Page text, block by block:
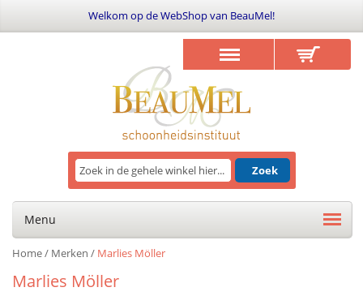
Welkom op de WebShop van BeauMel!
Zoek
Menu
Home/ Merken / Marlies Möller
Marlies Möller